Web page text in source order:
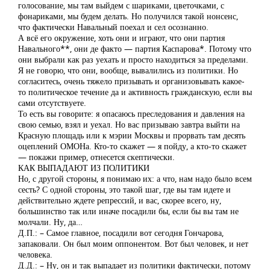
голосование, мы там выйдем с шариками, цветочками, с
фонариками, мы будем делать. Но получился такой нонсенс,
что фактически Навальный поехал и сел осознанно.
А всё его окружение, хоть они и играют, что они партия
Навального**, они де факто — партия Каспарова*. Потому что
они выбрали как раз уехать и просто находиться за пределами.
Я не говорю, что они, вообще, вывалились из политики. Но
согласитесь, очень тяжело призывать и организовывать какое-
то политическое течение да и активность гражданскую, если вы
сами отсутствуете.
То есть вы говорите: я опасаюсь преследования и давления на
свою семью, взял и уехал. Но вас призываю завтра выйти на
Красную площадь или к мэрии Москвы и прорвать там десять
оцеплений ОМОНа. Кто-то скажет — я пойду, а кто-то скажет
— покажи пример, отнесется скептически.
КАК ВЫПАДАЮТ ИЗ ПОЛИТИКИ
Но, с другой стороны, я понимаю их: а что, нам надо было всем
сесть? С одной стороны, это такой шаг, где вы там идете и
действительно ждете репрессий, и вас, скорее всего, ну,
большинство так или иначе посадили бы, если бы вы там не
молчали. Ну, да…
Д.П.: – Самое главное, посадили вот сегодня Гончарова,
запаковали. Он был моим оппонентом. Вот был человек, и нет
человека.
Д.Д.: – Ну, он и так выпадает из политики фактически, потому